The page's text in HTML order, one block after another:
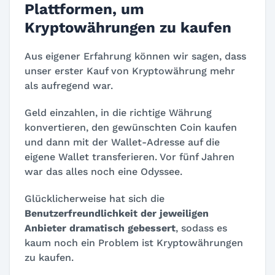
Plattformen, um
Kryptowährungen zu kaufen
Aus eigener Erfahrung können wir sagen, dass
unser erster Kauf von Kryptowährung mehr
als aufregend war.
Geld einzahlen, in die richtige Währung
konvertieren, den gewünschten Coin kaufen
und dann mit der Wallet-Adresse auf die
eigene Wallet transferieren. Vor fünf Jahren
war das alles noch eine Odyssee.
Glücklicherweise hat sich die
Benutzerfreundlichkeit der jeweiligen
Anbieter dramatisch gebessert, sodass es
kaum noch ein Problem ist Kryptowährungen
zu kaufen.